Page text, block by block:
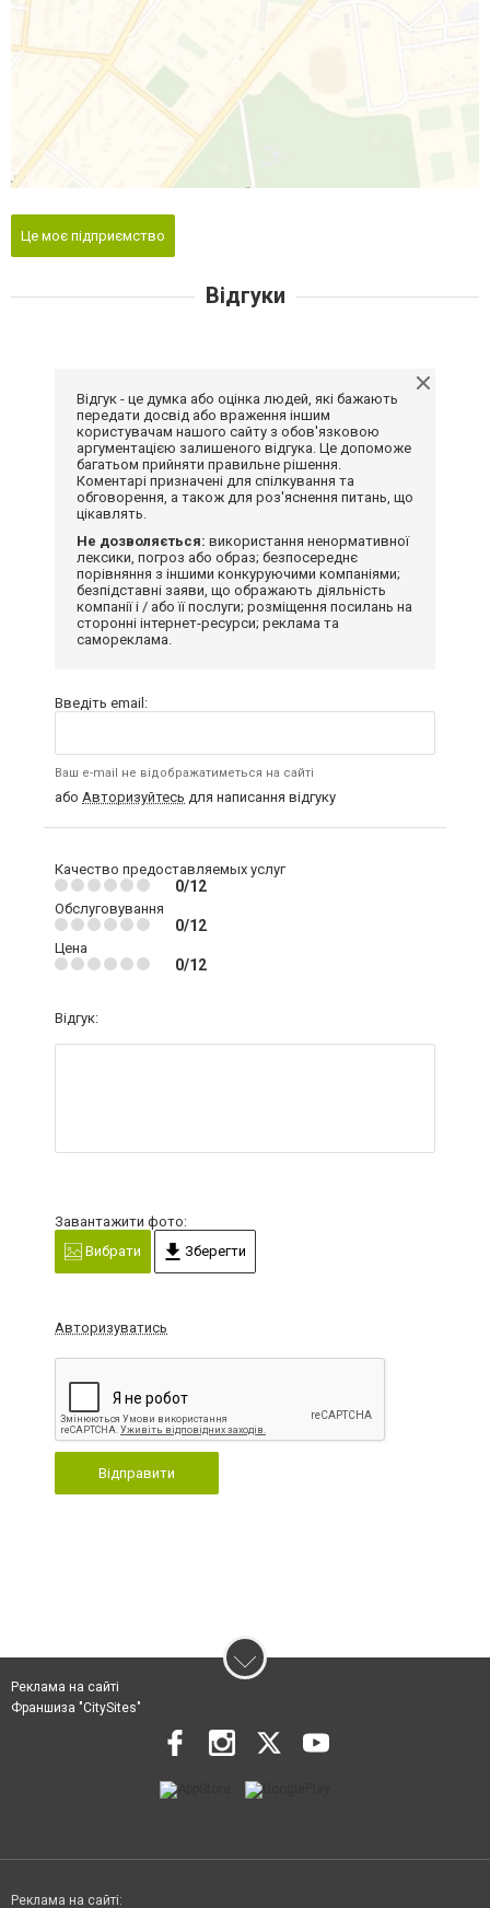
Це моє підприємство
Відгуки
Відгук - це думка або оцінка людей, які бажають
передати досвід або враження іншим
користувачам нашого сайту з обов'язковою
аргументацією залишеного відгука. Це допоможе
багатьом прийняти правильне рішення.
Коментарі призначені для спілкування та
обговорення, а також для роз'яснення питань, що
цікавлять.
Не дозволяється: використання ненормативної
лексики, погроз або образ; безпосереднє
порівняння з іншими конкуруючими компаніями;
безпідставні заяви, що ображають діяльність
компанії і / або її послуги; розміщення посилань на
сторонні інтернет-ресурси; реклама та
самореклама.
Введіть email:
Ваш e-mail не відображатиметься на сайті
або Авторизуйтесь для написання відгуку
Качество предоставляемых услуг
0/12
Обслуговування
0/12
Цена
0/12
Відгук:
Завантажити фото:
Вибрати
Зберегти
Авторизуватись
Відправити
Реклама на сайті
Франшиза "CitySites"
Реклама на сайті: